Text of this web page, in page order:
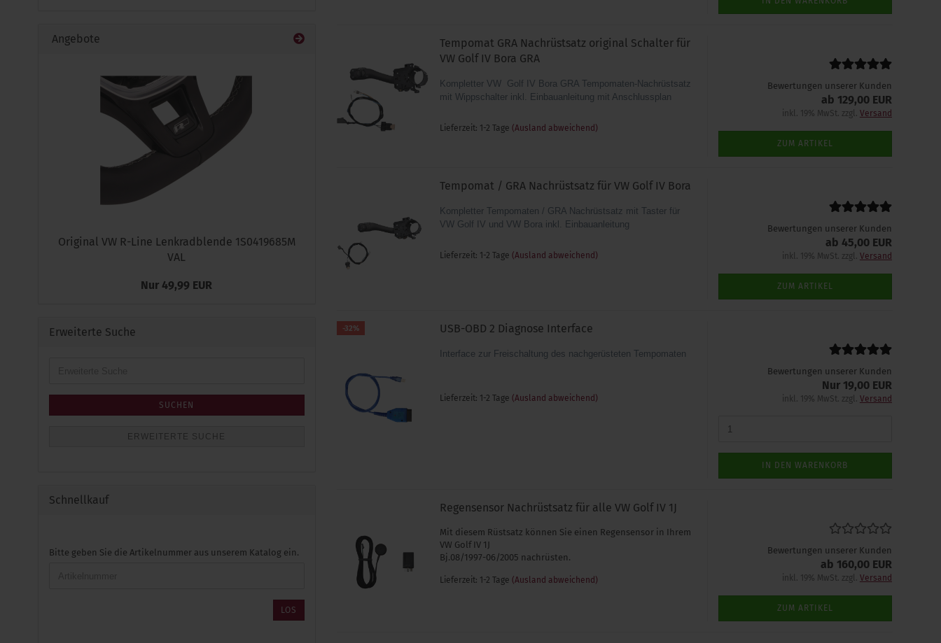
Tempomat GRA Nachrüstsatz original Schalter für
VW Golf IV Bora GRA
Kompletter VW Golf IV Bora GRA Tempomaten-Nachrüstsatz
mit Wippschalter inkl. Einbauanleitung mit Anschlussplan
Lieferzeit: 1-2 Tage (Ausland abweichend)
Bewertungen unserer Kunden
ab 129,00 EUR
inkl. 19% MwSt. zzgl. Versand
ZUM ARTIKEL
Tempomat / GRA Nachrüstsatz für VW Golf IV Bora
Kompletter Tempomaten / GRA Nachrüstsatz mit Taster für
VW Golf IV und VW Bora inkl. Einbauanleitung
Lieferzeit: 1-2 Tage (Ausland abweichend)
Bewertungen unserer Kunden
ab 45,00 EUR
inkl. 19% MwSt. zzgl. Versand
ZUM ARTIKEL
-32% USB-OBD 2 Diagnose Interface
Interface zur Freischaltung des nachgerüsteten Tempomaten
Lieferzeit: 1-2 Tage (Ausland abweichend)
Bewertungen unserer Kunden
Nur 19,00 EUR
inkl. 19% MwSt. zzgl. Versand
IN DEN WARENKORB
Regensensor Nachrüstsatz für alle VW Golf IV 1J
Mit diesem Rüstsatz können Sie einen Regensensor in Ihrem
VW Golf IV 1J
Bj.08/1997-06/2005 nachrüsten.
Lieferzeit: 1-2 Tage (Ausland abweichend)
Bewertungen unserer Kunden
ab 160,00 EUR
inkl. 19% MwSt. zzgl. Versand
ZUM ARTIKEL
Angebote
Original VW R-Line Lenkradblende 1S0419685M
VAL
Nur 49,99 EUR
Erweiterte Suche
SUCHEN
ERWEITERTE SUCHE
Schnellkauf
BITTE
Bitte geben Sie die Artikelnummer aus unserem Katalog ein.
LOS